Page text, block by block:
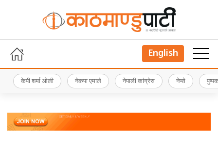
English
केपी शर्मा ओली नेकपा एमाले नेपाली कांग्रेस नेप्से